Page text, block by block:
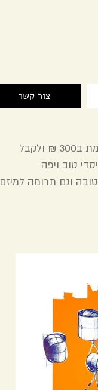
צור קשר
ניתן לרכוש את ההדפסים במכירה מוקדמת ב300 ₪ ולקבל
טוב ויפה
וגם תרומה למיזם